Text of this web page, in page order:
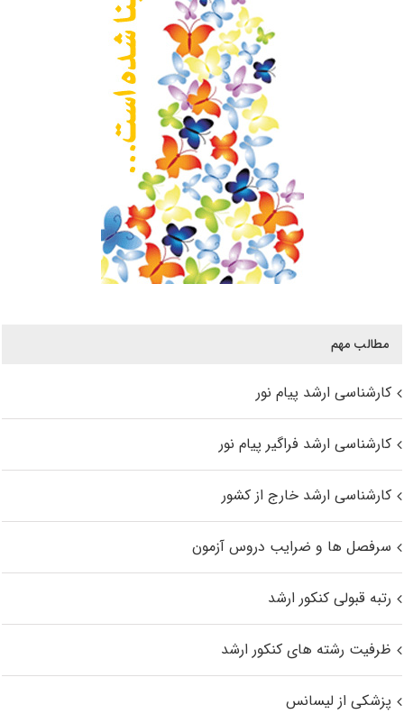
مطالب مهم
کارشناسی ارشد پیام نور
کارشناسی ارشد فراگیر پیام نور
کارشناسی ارشد خارج از کشور
سرفصل ها و ضرایب دروس آزمون
رتبه قبولی کنکور ارشد
ظرفیت رشته های کنکور ارشد
پزشکی از لیسانس